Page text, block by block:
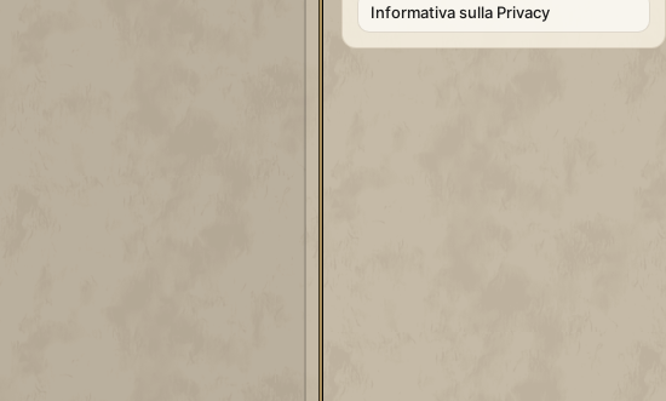
Informativa sulla Privacy